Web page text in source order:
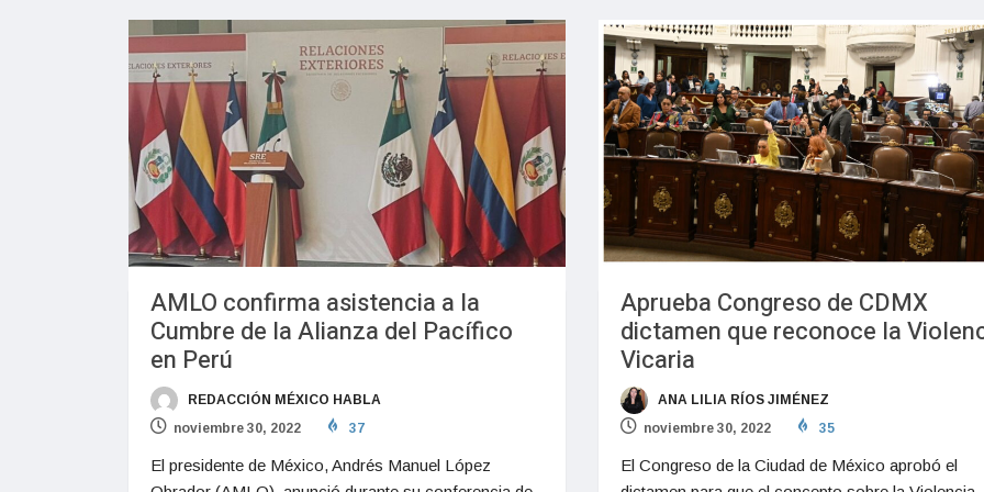
AMLO confirma asistencia a la
Cumbre de la Alianza del Pacífico
en Perú
REDACCIÓN MÉXICO HABLA
noviembre 30, 2022
37
El presidente de México, Andrés Manuel López
Aprueba Congreso de CDMX
dictamen que reconoce la
Vicaria
ANA LILIA RÍOS JIMÉNEZ
noviembre 30, 2022
35
El Congreso de la Ciudad de México aprobó el